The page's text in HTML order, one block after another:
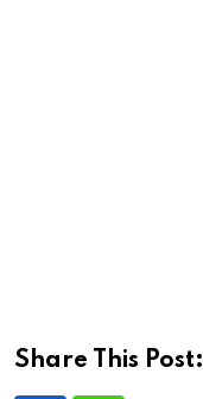
Share This Post: